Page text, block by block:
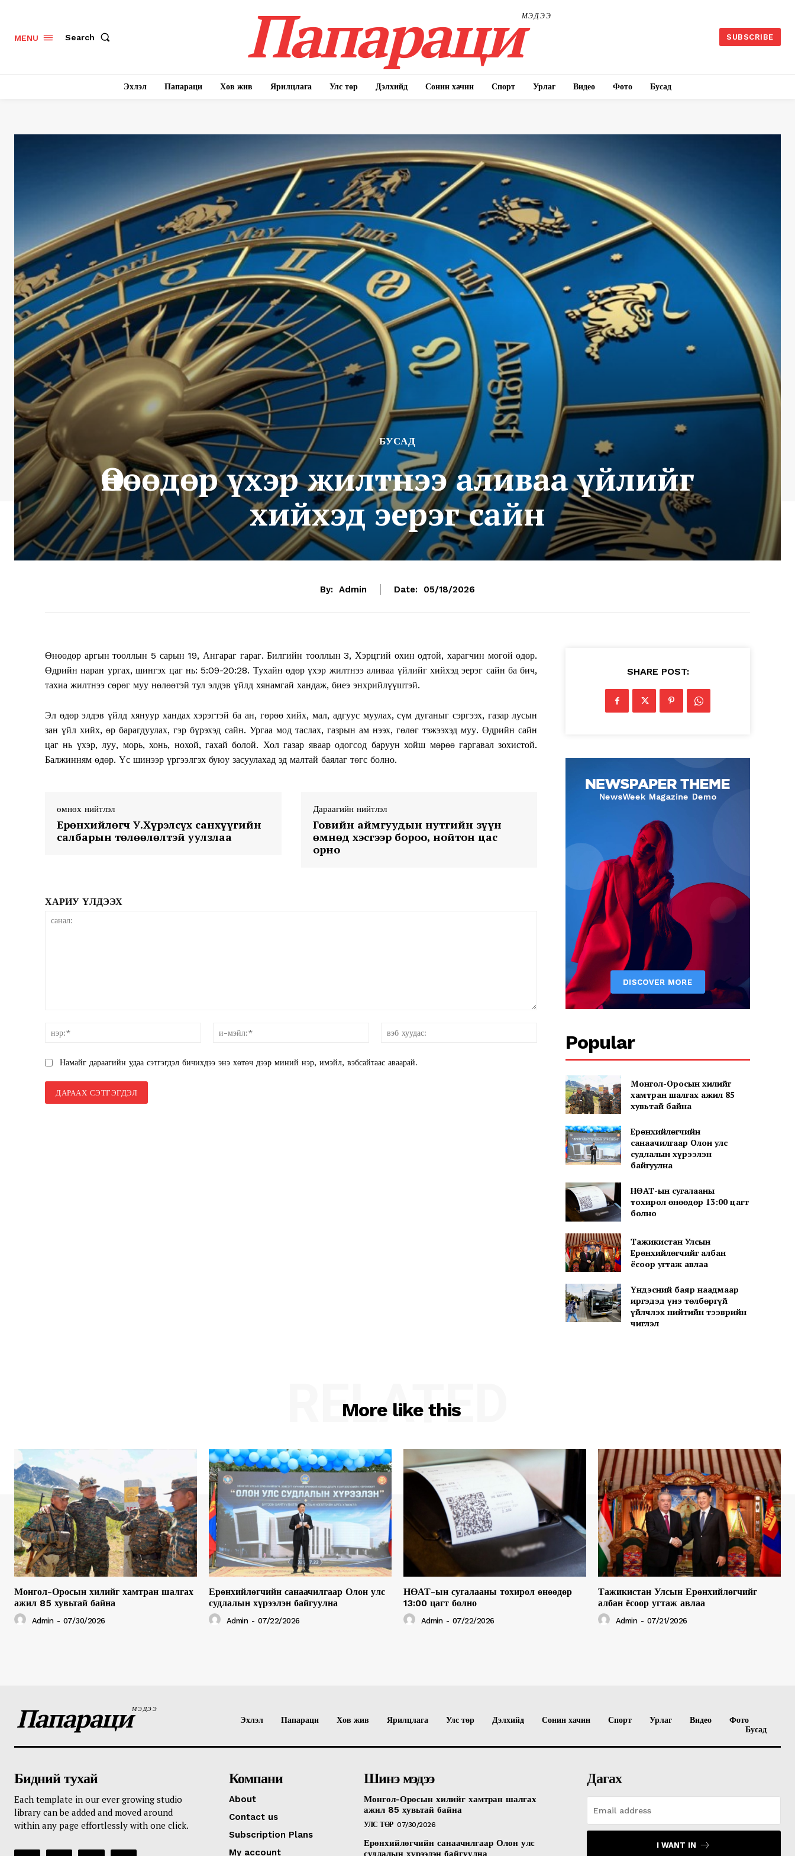
My account
MENU Search ПапарациМЭДЭЭ
SUBSCRIBE
Эхлэл Папараци Хов жив Ярилцлага Улс төр Дэлхийд Сонин хачин Спорт Урлаг Видео Фото Бусад
БУСАД
Өнөөдөр үхэр жилтнээ аливаа үйлийг
хийхэд эерэг сайн
By: Admin Date: 05/18/2026
Өнөөдөр аргын тооллын 5 сарын 19, Ангараг гараг. Билгийн тооллын 3, Хэрцгий охин одтой, харагчин могой өдөр.
Өдрийн наран ургах, шингэх цаг нь: 5:09-20:28. Тухайн өдөр үхэр жилтнээ аливаа үйлийг хийхэд эерэг сайн ба бич,
тахиа жилтнээ сөрөг муу нөлөөтэй тул элдэв үйлд хянамгай хандаж, биеэ энхрийлүүштэй.
Эл өдөр элдэв үйлд хянуур хандах хэрэгтэй ба ан, гөрөө хийх, мал, адгуус муулах, сүм дуганыг сэргээх, газар лусын
зан үйл хийх, өр барагдуулах, гэр бүрэхэд сайн. Ургаа мод таслах, газрын ам нээх, гөлөг тэжээхэд муу. Өдрийн сайн
цаг нь үхэр, луу, морь, хонь, нохой, гахай болой. Хол газар яваар одогсод баруун хойш мөрөө гаргавал зохистой.
Балжинням өдөр. Үс шинээр үргээлгэх буюу засуулахад эд малтай баялаг төгс болно.
өмнөх нийтлэл
Ерөнхийлөгч У.Хүрэлсүх санхүүгийн
салбарын төлөөлөлтэй уулзлаа
Дараагийн нийтлэл
Говийн аймгуудын нутгийн зүүн
өмнөд хэсгээр бороо, нойтон цас
орно
ХАРИУ ҮЛДЭЭХ
Намайг дараагийн удаа сэтгэгдэл бичихдээ энэ хөтөч дээр миний нэр, имэйл, вэбсайтаас аваарай.
SHARE POST:
Popular
Монгол-Оросын хилийг
хамтран шалгах ажил 85
хувьтай байна
Ерөнхийлөгчийн
санаачилгаар Олон улс
судлалын хүрээлэн
байгуулна
НӨАТ-ын сугалааны
тохирол өнөөдөр 13:00 цагт
болно
Тажикистан Улсын
Ерөнхийлөгчийг албан
ёсоор угтаж авлаа
Үндэсний баяр наадмаар
иргэдэд үнэ төлбөргүй
үйлчлэх нийтийн тээврийн
чиглэл
More like this
RELATED
Монгол-Оросын хилийг хамтран шалгах
ажил 85 хувьтай байна
Admin - 07/30/2026
Ерөнхийлөгчийн санаачилгаар Олон улс
судлалын хүрээлэн байгуулна
Admin - 07/22/2026
НӨАТ-ын сугалааны тохирол өнөөдөр
13:00 цагт болно
Admin - 07/22/2026
Тажикистан Улсын Ерөнхийлөгчийг
албан ёсоор угтаж авлаа
Admin - 07/21/2026
ПапарациМЭДЭЭ
Эхлэл Папараци Хов жив Ярилцлага Улс төр Дэлхийд Сонин хачин Спорт Урлаг Видео
Фото
Бусад
Бидний тухай
Each template in our ever growing studio
library can be added and moved around
within any page effortlessly with one click.
Компани
About
Contact us
Subscription Plans
My account
Шинэ мэдээ
Монгол-Оросын хилийг хамтран шалгах
ажил 85 хувьтай байна
УЛС ТӨР 07/30/2026
Ерөнхийлөгчийн санаачилгаар Олон улс
судлалын хүрээлэн байгуулна
Дагах
I WANT IN